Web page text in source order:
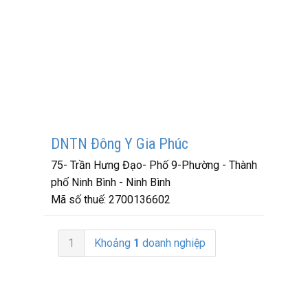
DNTN Đông Y Gia Phúc
75- Trần Hưng Đạo- Phố 9-Phường - Thành
phố Ninh Bình - Ninh Bình
Mã số thuế: 2700136602
1 Khoảng 1 doanh nghiệp